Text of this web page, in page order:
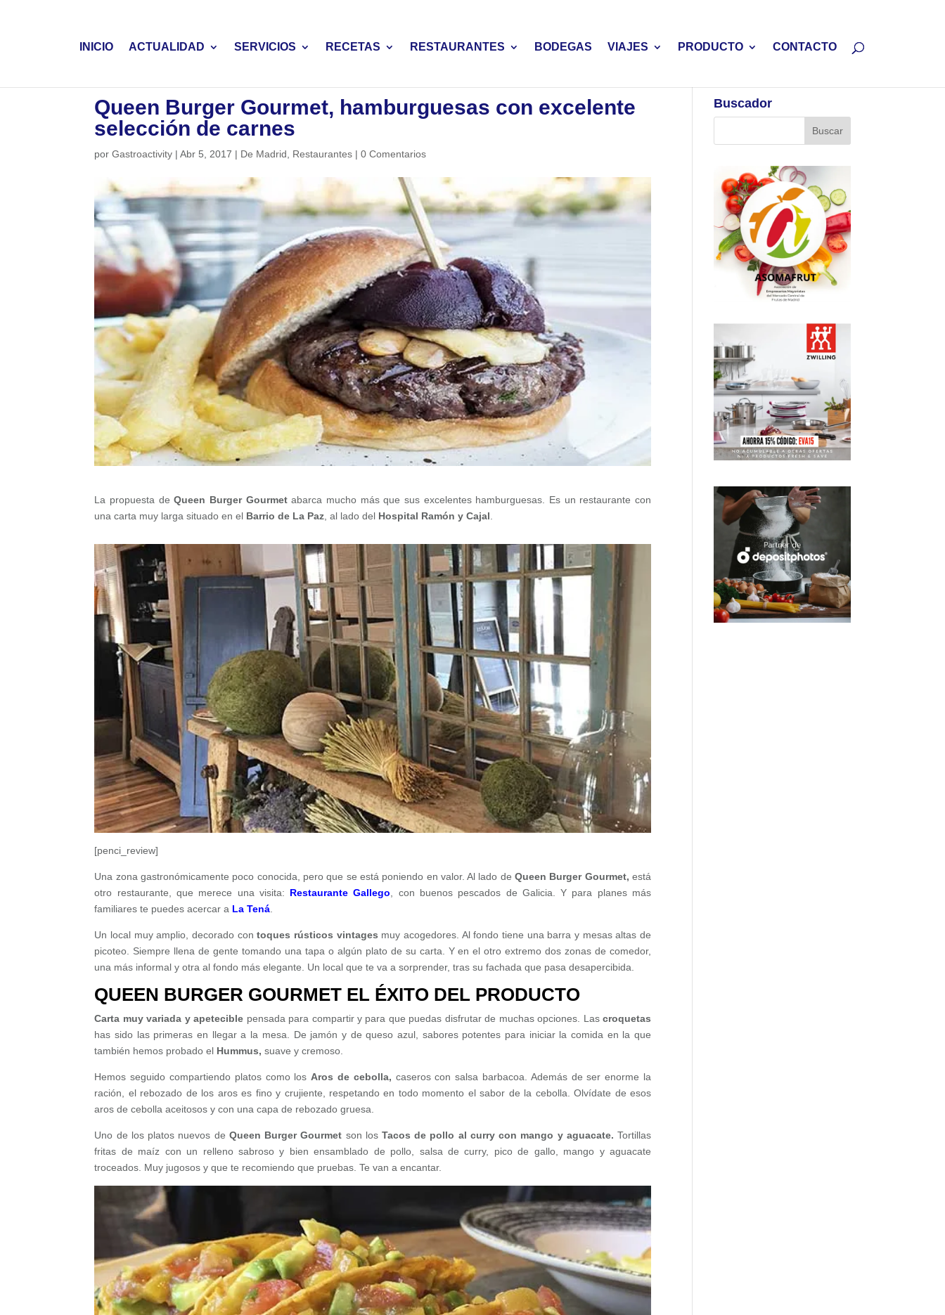
INICIO ACTUALIDAD SERVICIOS RECETAS RESTAURANTES BODEGAS VIAJES PRODUCTO CONTACTO
Queen Burger Gourmet, hamburguesas con excelente
selección de carnes
porGastroactivity |Abr 5, 2017 | De Madrid Restaurantes |0 Comentarios
La propuesta deQueen Burger Gourmetabarca mucho más que sus excelentes hamburguesas. Es un restaurante con
una carta muy larga situado en el Barrio de La Paz , al lado del Hospital Ramón y Cajal
[penci_review]
Una zona gastronómicamente poco conocida, pero que se está poniendo en valor. Al lado deQueen Burger Gourmet,está
otro restaurante, que merece una visita: Restaurante Gallego , con buenos pescados de Galicia. Y para planes más
familiares te puedes acercar a La Tená
Un local muy amplio, decorado contoques rústicos vintages muy acogedores. Al fondo tiene una barra y mesas altas de
picoteo. Siempre llena de gente tomando una tapa o algún plato de su carta. Y en el otro extremo dos zonas de comedor,
una más informal y otra al fondo más elegante. Un local que te va a sorprender, tras su fachada que pasa desapercibida.
QUEEN BURGER GOURMET EL ÉXITO DEL PRODUCTO
Carta muy variada y apetecible pensada para compartir y para que puedas disfrutar de muchas opciones. Lascroquetas
has sido las primeras en llegar a la mesa. De jamón y de queso azul, sabores potentes para iniciar la comida en la que
también hemos probado el Hummus, suave y cremoso.
Hemos seguido compartiendo platos como los Aros de cebolla, caseros con salsa barbacoa. Además de ser enorme la
ración, el rebozado de los aros es fino y crujiente, respetando en todo momento el sabor de la cebolla. Olvídate de esos
aros de cebolla aceitosos y con una capa de rebozado gruesa.
Uno de los platos nuevos de Queen Burger Gourmet son los Tacos de pollo al curry con mango y aguacate.Tortillas
fritas de maíz con un relleno sabroso y bien ensamblado de pollo, salsa de curry, pico de gallo, mango y aguacate
troceados. Muy jugosos y que te recomiendo que pruebas. Te van a encantar.
Buscador